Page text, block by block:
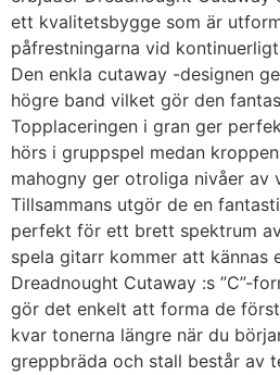
ett kvalitetsbygge som är
påfrestningarna vid
Den enkla cutaway -designen
högre band vilket gör den
Topplaceringen i gran ger
hörs i gruppspel medan
mahogny ger otroliga nivåer av
Tillsammans utgör de en
perfekt för ett brett spektrum
spela gitarr kommer att kännas
Dreadnought Cutaway :s ”C”-
gör det enkelt att forma de
kvar tonerna längre när du
greppbräda och stall består av